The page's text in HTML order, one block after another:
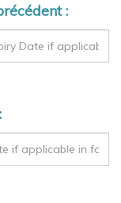
: